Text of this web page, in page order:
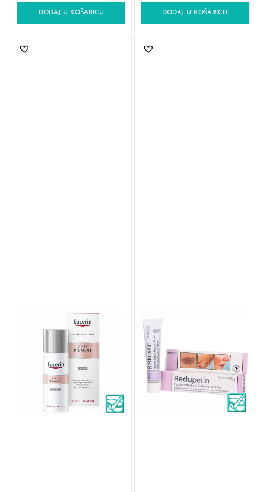
DODAJ U KOŠARICU DODAJ U KOŠARICU